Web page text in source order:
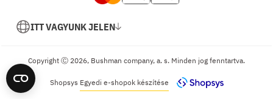
ITT VAGYUNK JELEN
Copyright Ⓒ 2026, Bushman company, a. s. Minden jog fenntartva.
Shopsys Egyedi e-shopok készítése